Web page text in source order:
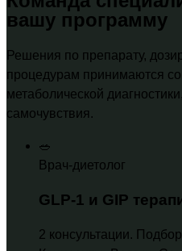
вашу программу
Решения по препарату,
процедурам принимаются
метаболической
самочувствия.
🥗
Врач-диетолог
GLP-1 и GIP
2 консультации.